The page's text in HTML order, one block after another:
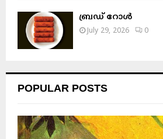
ബ്രഡ് റോൾ
July 29, 2026 0
POPULAR POSTS